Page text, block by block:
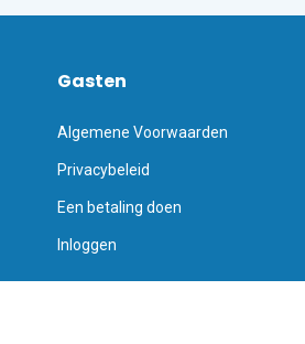
Gasten
Algemene Voorwaarden
Privacybeleid
Een betaling doen
Inloggen